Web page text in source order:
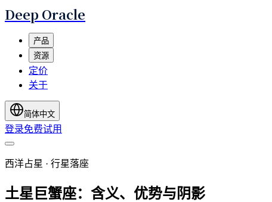
Deep Oracle
产品
资源
定价
关于
简体中文
登录免费试用
西洋占星 · 行星落座
土星巨蟹座：含义、优势与阴影